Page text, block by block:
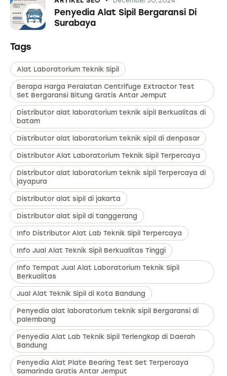
Penyedia Alat Sipil Bergaransi Di
Surabaya
Tags
Alat Laboratorium Teknik Sipil
Berapa Harga Peralatan Centrifuge Extractor Test
Set Bergaransi Bitung Gratis Antar Jemput
Distributor alat laboratorium teknik sipil Berkualitas di
batam
Distributor alat laboratorium teknik sipil di denpasar
Distributor Alat Laboratorium Teknik Sipil Terpercaya
Distributor alat laboratorium teknik sipil Terpercaya di
jayapura
Distributor alat sipil di jakarta
Distributor alat sipil di tanggerang
Info Distributor Alat Lab Teknik Sipil Terpercaya
Info Jual Alat Teknik Sipil Berkualitas Tinggi
Info Tempat Jual Alat Laboratorium Teknik Sipil
Berkualitas
Jual Alat Teknik Sipil di Kota Bandung
Penyedia alat laboratorium teknik sipil Bergaransi di
palembang
Penyedia Alat Lab Teknik Sipil Terlengkap di Daerah
Bandung
Penyedia Alat Plate Bearing Test Set Terpercaya
Samarinda Gratis Antar Jemput